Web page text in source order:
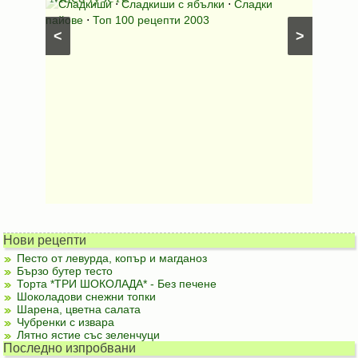
>
<
Сладкиши⋅Сладкиши с ябълки ⋅ Сладки
пайове ⋅ Топ 100 рецепти 2003
Нови рецепти
Песто от левурда, копър и магданоз
Бързо бутер тесто
Торта *ТРИ ШОКОЛАДА* - Без печене
Шоколадови снежни топки
Шарена, цветна салата
Чубренки с извара
Лятно ястие със зеленчуци
Последно изпробвани